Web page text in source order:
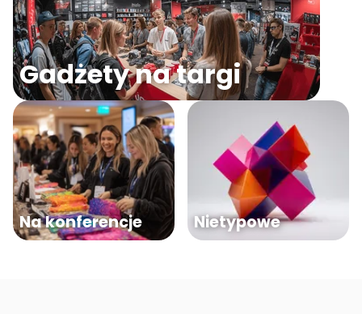
Gadżety na targi
Na konferencje Nietypowe